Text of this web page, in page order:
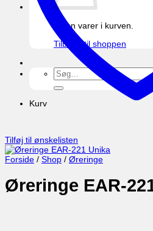
Ingen varer i kurven.
Tilbage til shoppen
Søg
efter:
Kurv
Tilføj til ønskelisten
Forside / Shop / Øreringe
Øreringe EAR-